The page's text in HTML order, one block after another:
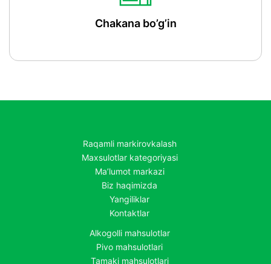
Chakana bo’g’in
Raqamli markirovkalash
Maxsulotlar kategoriyasi
Ma’lumot markazi
Biz haqimizda
Yangiliklar
Kontaktlar
Alkogolli mahsulotlar
Pivo mahsulotlari
Tamaki mahsulotlari